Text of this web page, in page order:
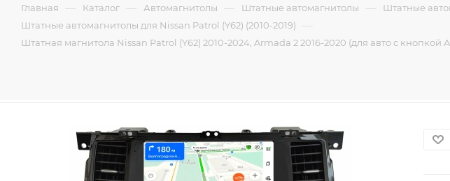
Главная — Каталог — Автомагнитолы — Штатные автомагнитолы — Штатные
Штатные автомагнитолы для Nissan Patrol (Y62) (2010-2019) —
Штатная магнитола Nissan Patrol (Y62) 2010-2024, Armada 2 2016-2020 (для авто с кнопкой